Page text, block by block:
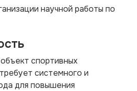
научной работы по
спортивных
системного и
для повышения